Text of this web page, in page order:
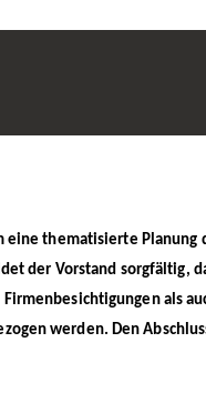
eine thematisierte
der Vorstand sorgfältig,
als
werden. Den